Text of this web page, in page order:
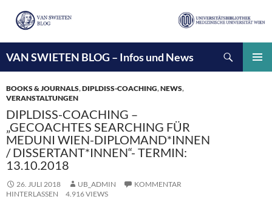
VAN SWIETEN BLOG – Infos und News
INHALT
SPRINGEN
BOOKS & JOURNALS,DIPLDISS-COACHING,NEWS,
VERANSTALTUNGEN
DIPLDISS-COACHING –
„GECOACHTES SEARCHING FÜR
MEDUNI WIEN-DIPLOMAND*INNEN
/ DISSERTANT*INNEN“- TERMIN:
13.10.2018
26. JULI 2018 UB_ADMIN
KOMMENTAR
HINTERLASSEN
4.916 VIEWS